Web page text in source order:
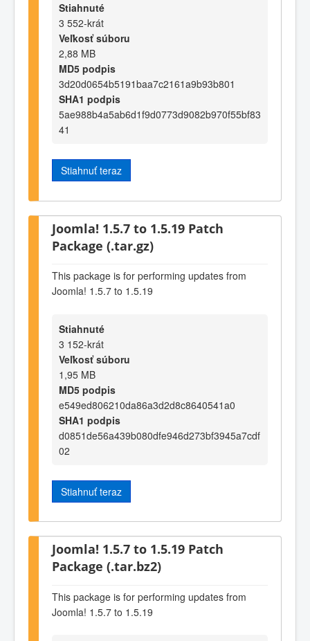
Stiahnuté
3 552-krát
Veľkosť súboru
2,88 MB
MD5 podpis
3d20d0654b5191baa7c2161a9b93b801
SHA1 podpis
5ae988b4a5ab6d1f9d0773d9082b970f55bf83
41
Stiahnuť teraz
Joomla! 1.5.7 to 1.5.19 Patch
Package (.tar.gz)
This package is for performing updates from
Joomla! 1.5.7 to 1.5.19
Stiahnuté
3 152-krát
Veľkosť súboru
1,95 MB
MD5 podpis
e549ed806210da86a3d2d8c8640541a0
SHA1 podpis
d0851de56a439b080dfe946d273bf3945a7cdf
02
Stiahnuť teraz
Joomla! 1.5.7 to 1.5.19 Patch
Package (.tar.bz2)
This package is for performing updates from
Joomla! 1.5.7 to 1.5.19